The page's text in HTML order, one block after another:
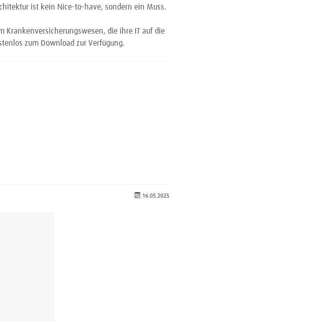
ist kein Nice-to-have, sondern ein Muss.
Krankenversicherungswesen, die ihre IT auf die
zum Download zur Verfügung.
16.05.2025